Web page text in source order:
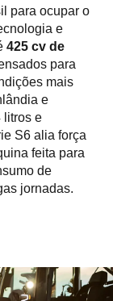
para ocupar o
e
425 cv de
para
mais
e
litros e
S6 alia força
feita para
de
jornadas.